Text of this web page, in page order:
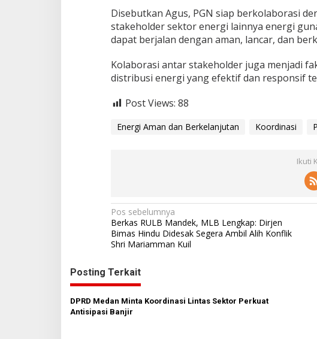
Disebutkan Agus, PGN siap berkolaborasi
stakeholder sektor energi lainnya energi
dapat berjalan dengan aman, lancar, dan
Kolaborasi antar stakeholder juga menjadi
distribusi energi yang efektif dan responsif
Post Views: 88
Energi Aman dan Berkelanjutan Koordinasi
Ikuti
N
a
v
i
g
a
s
Pos sebelumnya
Berkas RULB Mandek, MLB Lengkap: Dirjen
Bimas Hindu Didesak Segera Ambil Alih Konflik
Shri Mariamman Kuil
Posting Terkait
DPRD Medan Minta Koordinasi Lintas Sektor Perkuat
Antisipasi Banjir